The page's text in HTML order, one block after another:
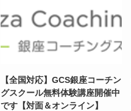
【全国対応】GCS銀座コーチン
グスクール無料体験講座開催中
です【対面＆オンライン】